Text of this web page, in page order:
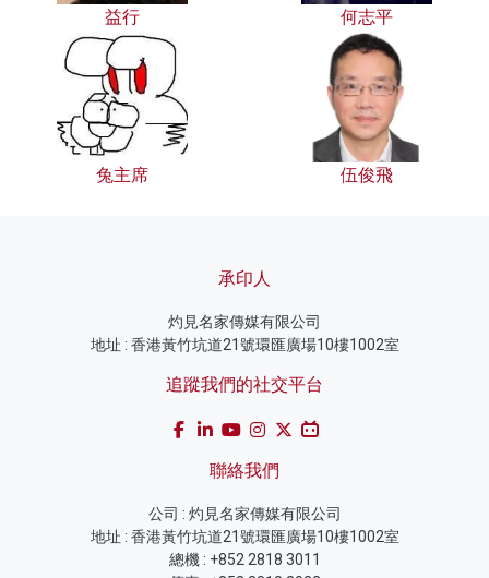
益行 何志平
兔主席 伍俊飛
承印人
灼見名家傳媒有限公司
地址 : 香港黃竹坑道21號環匯廣場10樓1002室
追蹤我們的社交平台
聯絡我們
公司 : 灼見名家傳媒有限公司
地址 : 香港黃竹坑道21號環匯廣場10樓1002室
總機 : +852 2818 3011